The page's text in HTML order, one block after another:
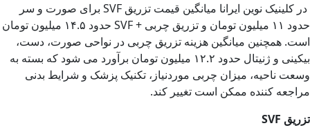
در کلینیک نوین ایرانا میانگین قیمت تزریق SVF برای صورت و سر
حدود ۱۱ میلیون تومان و تزریق چربی + SVF حدود ۱۴.۵ میلیون تومان
است. همچنین میانگین هزینه تزریق چربی در نواحی صورت، دست،
بیکینی و ژنیتال حدود ۱۲.۲ میلیون تومان برآورد می شود که بسته به
وسعت ناحیه، میزان چربی موردنیاز، تکنیک پزشک و شرایط بدنی
مراجعه کننده ممکن است تغییر کند.
تزریق SVF